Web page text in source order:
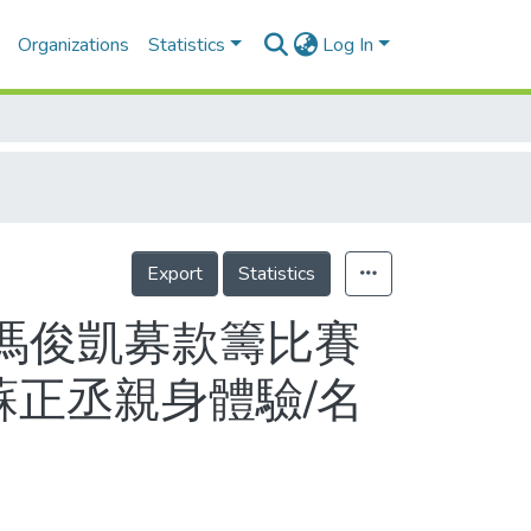
Organizations Statistics Log In
Export Statistics
俊凱募款籌比賽
丞親身體驗/名